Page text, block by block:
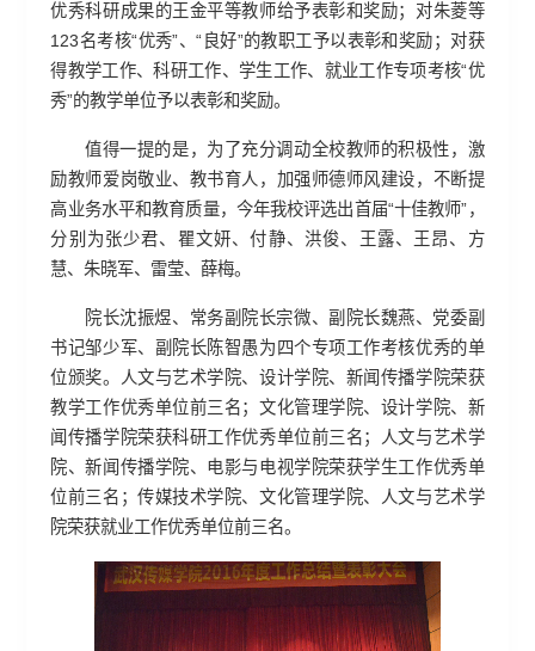
优秀科研成果的王金平等教师给予表彰和奖励；对朱菱等
123名考核“优秀”、“良好”的教职工予以表彰和奖励；对获
得教学工作、科研工作、学生工作、就业工作专项考核“优
秀”的教学单位予以表彰和奖励。
值得一提的是，为了充分调动全校教师的积极性，激
励教师爱岗敬业、教书育人，加强师德师风建设，不断提
高业务水平和教育质量，今年我校评选出首届“十佳教师”，
分别为张少君、瞿文妍、付静、洪俊、王露、王昂、方
慧、朱晓军、雷莹、薛梅。
院长沈振煜、常务副院长宗微、副院长魏燕、党委副
书记邹少军、副院长陈智愚为四个专项工作考核优秀的单
位颁奖。人文与艺术学院、设计学院、新闻传播学院荣获
教学工作优秀单位前三名；文化管理学院、设计学院、新
闻传播学院荣获科研工作优秀单位前三名；人文与艺术学
院、新闻传播学院、电影与电视学院荣获学生工作优秀单
位前三名；传媒技术学院、文化管理学院、人文与艺术学
院荣获就业工作优秀单位前三名。